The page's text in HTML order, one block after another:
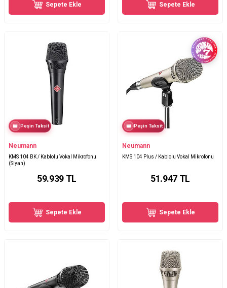
Sepete Ekle Sepete Ekle
Peşin Taksit
Neumann
KMS 104 BK / Kablolu Vokal Mikrofonu
(Siyah)
59.939TL
Sepete Ekle
Peşin Taksit
Neumann
KMS 104 Plus / Kablolu Vokal Mikrofonu
51.947TL
Sepete Ekle